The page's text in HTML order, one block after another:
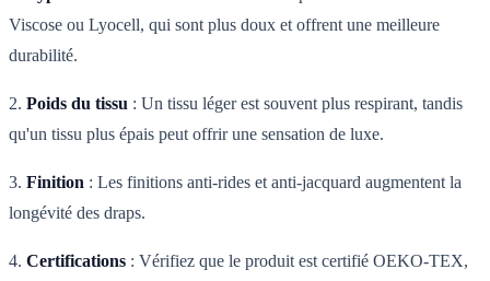
Viscose ou Lyocell, qui sont plus doux et offrent une meilleure
durabilité.
2. Poids du tissu : Un tissu léger est souvent plus respirant, tandis
qu'un tissu plus épais peut offrir une sensation de luxe.
3. Finition : Les finitions anti-rides et anti-jacquard augmentent la
longévité des draps.
4. Certifications : Vérifiez que le produit est certifié OEKO-TEX,